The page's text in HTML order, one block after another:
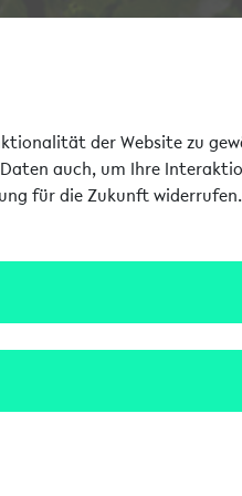
der Website zu
auch, um Ihre
für die Zukunft